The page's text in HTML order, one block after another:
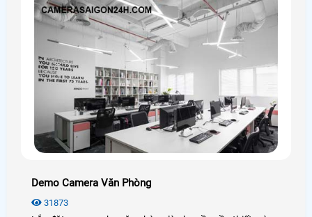
Demo Camera Văn Phòng
31873